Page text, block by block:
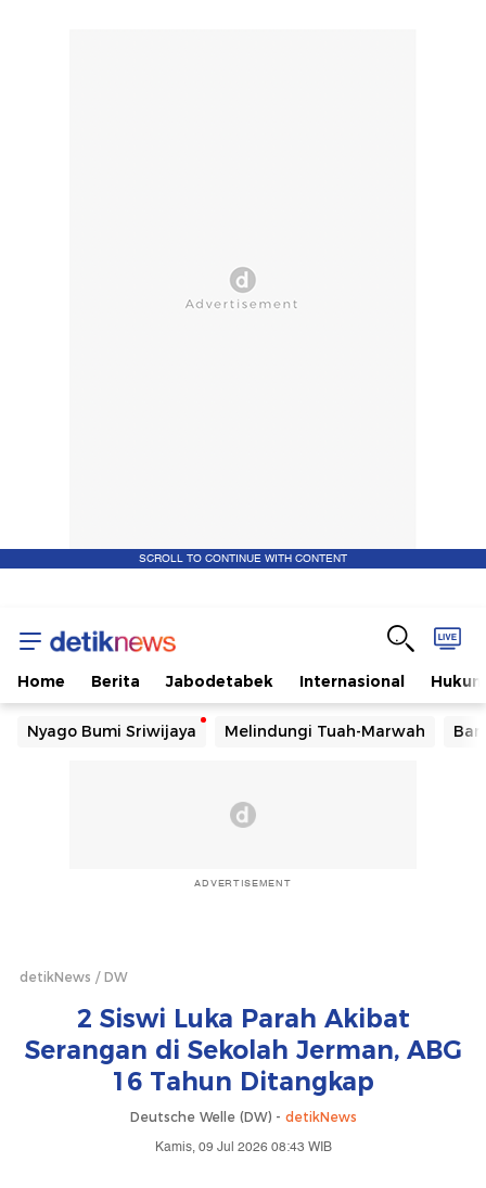
SCROLL TO CONTINUE WITH CONTENT
Home Berita Jabodetabek Internasional Hukum
Nyago Bumi Sriwijaya Melindungi Tuah-Marwah
ADVERTISEMENT
detikNews DW
2 Siswi Luka Parah Akibat
Serangan di Sekolah Jerman, ABG
16 Tahun Ditangkap
Deutsche Welle (DW) - detikNews
Kamis, 09 Jul 2026 08:43 WIB